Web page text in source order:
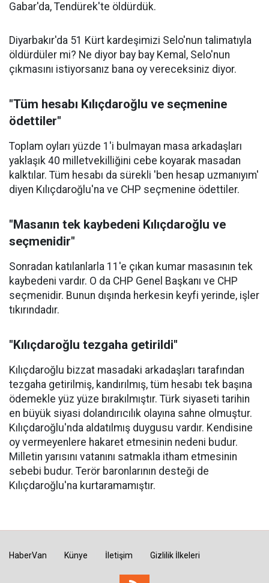
Gabar'da, Tendürek'te öldürdük.
Diyarbakır'da 51 Kürt kardeşimizi Selo'nun talimatıyla
öldürdüler mi? Ne diyor bay bay Kemal, Selo'nun
çıkmasını istiyorsanız bana oy vereceksiniz diyor.
"Tüm hesabı Kılıçdaroğlu ve seçmenine
ödettiler"
Toplam oyları yüzde 1'i bulmayan masa arkadaşları
yaklaşık 40 milletvekilliğini cebe koyarak masadan
kalktılar. Tüm hesabı da sürekli 'ben hesap uzmanıyım'
diyen Kılıçdaroğlu'na ve CHP seçmenine ödettiler.
"Masanın tek kaybedeni Kılıçdaroğlu ve
seçmenidir"
Sonradan katılanlarla 11'e çıkan kumar masasının tek
kaybedeni vardır. O da CHP Genel Başkanı ve CHP
seçmenidir. Bunun dışında herkesin keyfi yerinde, işler
tıkırındadır.
"Kılıçdaroğlu tezgaha getirildi"
Kılıçdaroğlu bizzat masadaki arkadaşları tarafından
tezgaha getirilmiş, kandırılmış, tüm hesabı tek başına
ödemekle yüz yüze bırakılmıştır. Türk siyaseti tarihin
en büyük siyasi dolandırıcılık olayına sahne olmuştur.
Kılıçdaroğlu'nda aldatılmış duygusu vardır. Kendisine
oy vermeyenlere hakaret etmesinin nedeni budur.
Milletin yarısını vatanını satmakla itham etmesinin
sebebi budur. Terör baronlarının desteği de
Kılıçdaroğlu'na kurtaramamıştır.
HaberVan Künye İletişim Gizlilik İlkeleri